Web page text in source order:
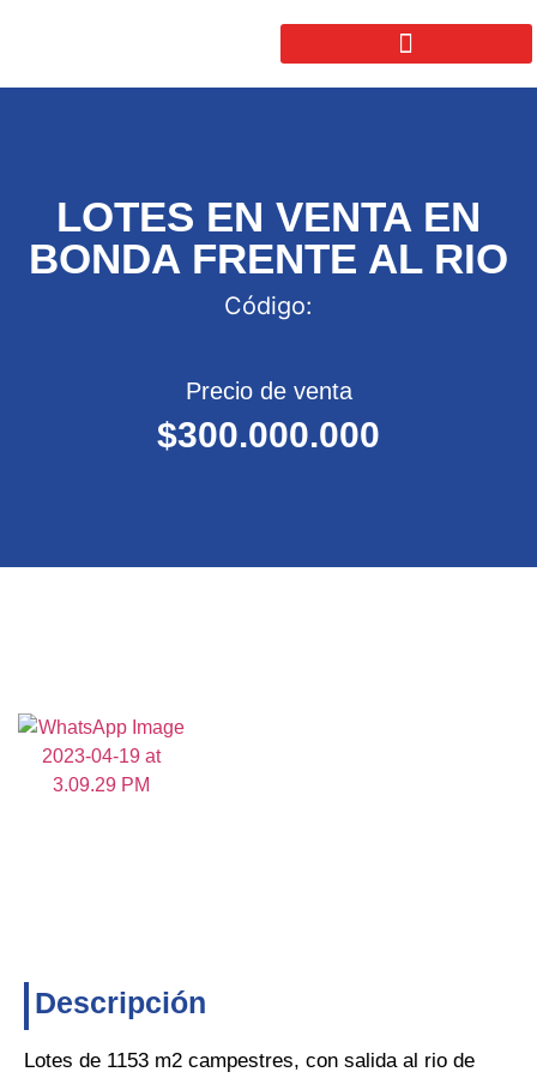
LOTES EN VENTA EN
BONDA FRENTE AL RIO
Código:
Precio de venta
$300.000.000
Descripción
Lotes de 1153 m2 campestres, con salida al rio de